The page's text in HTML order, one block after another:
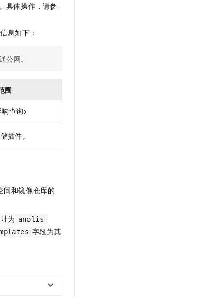
具体操作，请参
息如下：
网。
围
查询>
插件。
间和镜像仓库的
为 anolis-
字段为其